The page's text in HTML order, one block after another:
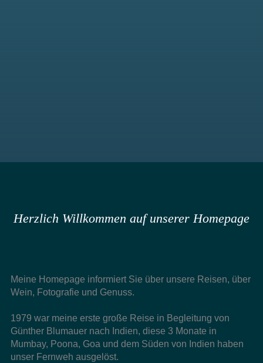
Herzlich Willkommen auf unserer Homepage
Meine Homepage informiert Sie über unsere Reisen, über
Wein, Fotografie und Genuss.
1979 war meine erste große Reise in Begleitung von
Günther Blumauer nach Indien, diese 3 Monate in
Mumbay, Poona, Goa und dem Süden von Indien haben
unser Fernweh ausgelöst.